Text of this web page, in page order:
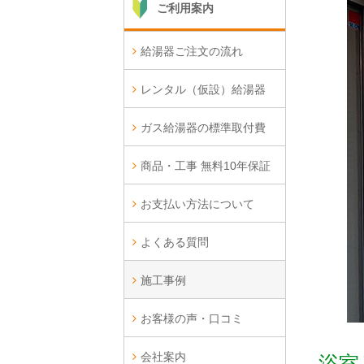
ご利用案内
給湯器ご注文の流れ
レンタル（仮設）給湯器
ガス給湯器の標準取付費
商品・工事 無料10年保証
お支払い方法について
よくある質問
施工事例
お客様の声・口コミ
会社案内